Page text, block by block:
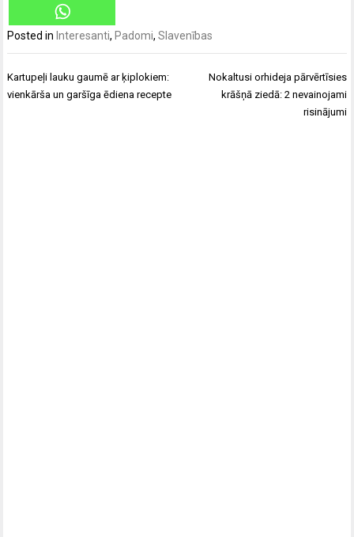
Posted in Interesanti, Padomi,Slavenības
Ziņu
izvēlne
Kartupeļi lauku gaumē ar ķiplokiem:
vienkārša un garšīga ēdiena recepte
Nokaltusi orhideja pārvērtīsies
krāšņā ziedā: 2 nevainojami
risinājumi